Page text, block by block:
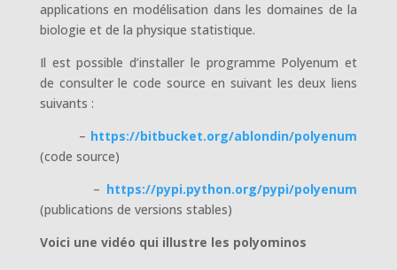
applications en modélisation dans les domaines de la
biologie et de la physique statistique.
Il est possible d’installer le programme Polyenum et
de consulter le code source en suivant les deux liens
suivants :
– https://bitbucket.org/ablondin/polyenum
(code source)
– https://pypi.python.org/pypi/polyenum
(publications de versions stables)
Voici une vidéo qui illustre les polyominos